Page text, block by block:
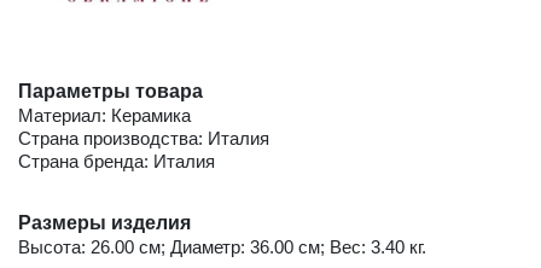
Параметры товара
Материал: Керамика
Страна производства: Италия
Страна бренда: Италия
Размеры изделия
Высота: 26.00 см; Диаметр: 36.00 см; Вес: 3.40 кг.